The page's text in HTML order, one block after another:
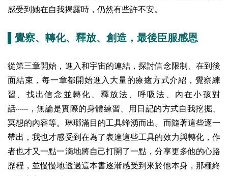
感受到她在自我揭露時，仍然有些許不安。
▌覺察、轉化、釋放、創造，最後臣服感恩
從第三章開始，進入和宇宙的連結，探討信念限制、在到後
面結束，每一章都開始進入大量的療癒方式介紹，覺察練
習、找出信念並轉化、釋放法、呼吸法、內在小孩對
話‧‧‧‧‧‧，無論是實際的身體練習、用日記的方式自我挖掘、
冥想的內容等。琳瑯滿目的工具蜂湧而出。而隨著這些逐一
帶出，我也才感受到在為了表達這些工具的效力與轉化，作
者也才又一點一滴地將自己打開了一點，分享更多他的心路
歷程，並慢慢地透過這本書逐漸感受到來於他本身，那種終